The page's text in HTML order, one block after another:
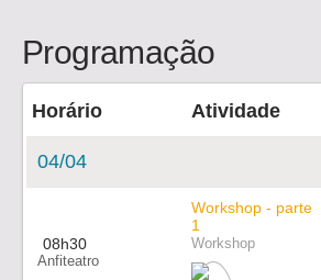
Programação
Horário Atividade
04/04
08h30
Anfiteatro
Workshop - parte
1
Workshop